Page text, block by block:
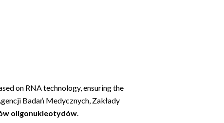
on RNA technology, ensuring the
Badań Medycznych, Zakłady
oligonukleotydów.